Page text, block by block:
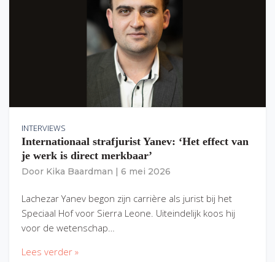
INTERVIEWS
Internationaal strafjurist Yanev: ‘Het effect van
je werk is direct merkbaar’
Door Kika Baardman 6 mei 2026
Lachezar Yanev begon zijn carrière als jurist bij het
Speciaal Hof voor Sierra Leone. Uiteindelijk koos hij
voor de wetenschap…
Lees verder »